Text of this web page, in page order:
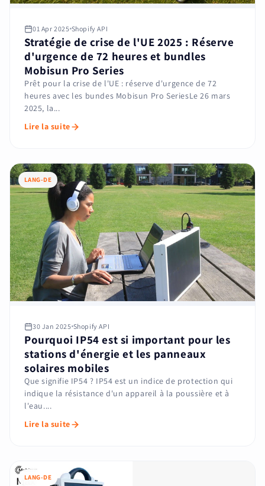
01 Apr 2025 Shopify API
Stratégie de crise de l'UE 2025 : Réserve
d'urgence de 72 heures et bundles
Mobisun Pro Series
Prêt pour la crise de l'UE : réserve d'urgence de 72
heures avec les bundes Mobisun Pro SeriesLe 26 mars
2025, la...
Lire la suite
LANG-DE
30 Jan 2025 Shopify API
Pourquoi IP54 est si important pour les
stations d'énergie et les panneaux
solaires mobiles
Que signifie IP54 ? IP54 est un indice de protection qui
indique la résistance d'un appareil à la poussière et à
l'eau....
Lire la suite
LANG-DE